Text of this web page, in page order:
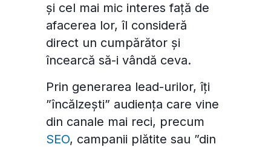
și cel mai mic interes față de
afacerea lor, îl consideră
direct un cumpărător și
încearcă să-i vândă ceva.
Prin generarea lead-urilor, îți
”încălzești” audiența care vine
din canale mai reci, precum
SEO, campanii plătite sau ”din